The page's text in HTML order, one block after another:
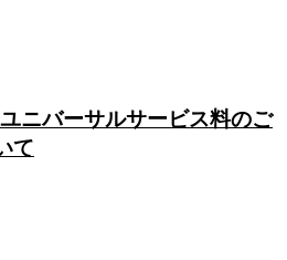
ニバーサルサービス料のご
て